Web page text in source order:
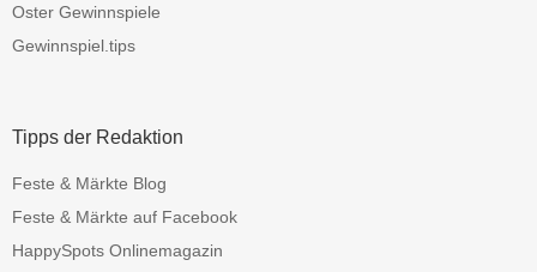
Oster Gewinnspiele
Gewinnspiel.tips
Tipps der Redaktion
Feste & Märkte Blog
Feste & Märkte auf Facebook
HappySpots Onlinemagazin